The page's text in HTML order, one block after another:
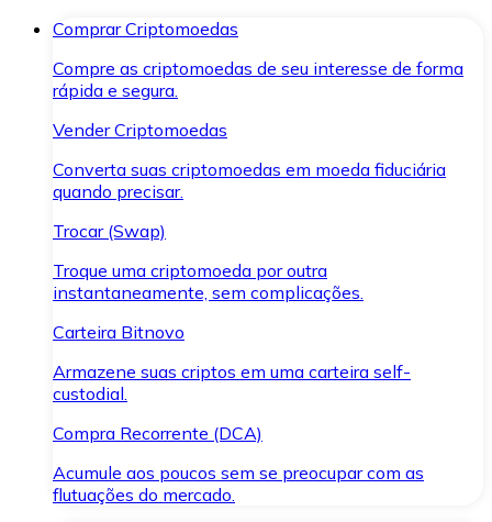
Comprar Criptomoedas
Compre as criptomoedas de seu interesse de forma
rápida e segura.
Vender Criptomoedas
Converta suas criptomoedas em moeda fiduciária
quando precisar.
Trocar (Swap)
Troque uma criptomoeda por outra
instantaneamente, sem complicações.
Carteira Bitnovo
Armazene suas criptos em uma carteira self-
custodial.
Compra Recorrente (DCA)
Acumule aos poucos sem se preocupar com as
flutuações do mercado.